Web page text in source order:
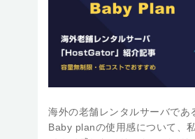
海外の老舗レンタルサーバであ
Baby planの使用感について、